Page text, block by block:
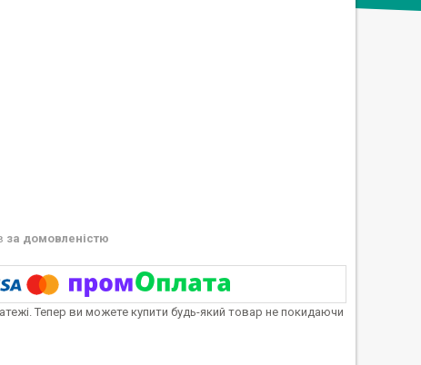
за домовленістю
Тепер ви можете купити будь-який товар не покидаючи